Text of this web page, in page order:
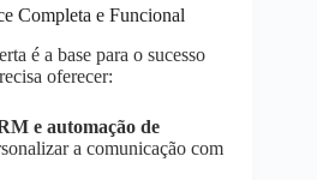
Completa e Funcional
é a base para o sucesso
oferecer:
e automação de
a comunicação com